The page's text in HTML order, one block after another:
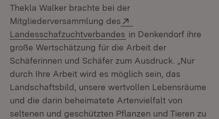
Thekla Walker brachte bei der
Mitgliederversammlung des
Landesschafzuchtverbandes (Öffnet in neuem
in Denkendorf ihre
große Wertschätzung für die Arbeit der
Schäferinnen und Schäfer zum Ausdruck. „Nur
durch Ihre Arbeit wird es möglich sein, das
Landschaftsbild, unsere wertvollen Lebensräume
und die darin beheimatete Artenvielfalt von
seltenen und geschützten Pflanzen und Tieren zu